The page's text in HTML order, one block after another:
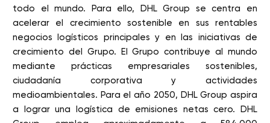
todo el mundo. Para ello, DHL Group se centra en
acelerar el crecimiento sostenible en sus rentables
negocios logísticos principales y en las iniciativas de
crecimiento del Grupo. El Grupo contribuye al mundo
mediante prácticas empresariales sostenibles,
ciudadanía corporativa y actividades
medioambientales. Para el año 2050, DHL Group aspira
a lograr una logística de emisiones netas cero. DHL